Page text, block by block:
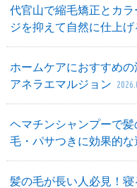
代官山で縮毛矯正とカ
ジを抑えて自然に仕上
ホームケアにおすすめ
アネラエマルジョン
ヘマチンシャンプーで
毛・パサつきに効果的
髪の毛が長い人必見！